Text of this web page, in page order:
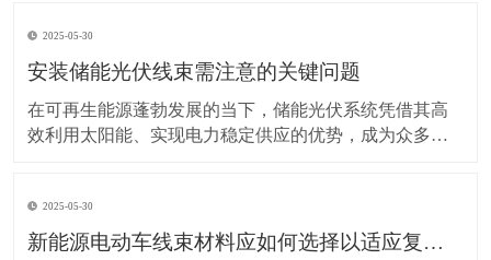
让车辆运行更稳定、安全，还能延长其使用寿命。 日常
驾驶习惯对线束的影响不容小觑。平稳驾驶是维护线束
2025-05-30
安装储能光伏线束需注意的关键问题
在可再生能源蓬勃发展的当下，储能光伏系统凭借其高
效利用太阳能、实现电力稳定供应的优势，成为众多领
安全。因此，在安装储能光伏线束时，有许多问题需要
格外留意。 安装前的准备工作至关重要。在开始安装前
2025-05-30
新能源电动车线束材料应如何选择以适应复杂的环境温度范围？